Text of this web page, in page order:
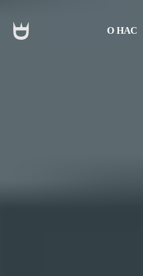
О НАС